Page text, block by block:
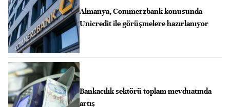
Almanya, Commerzbank konusunda
Unicredit ile görüşmelere hazırlanıyor
Bankacılık sektörü toplam mevduatında
artış